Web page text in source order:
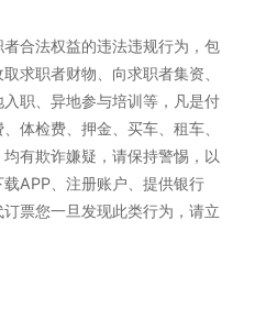
合法权益的违法违规行为，包
求职者财物、向求职者集资、
职、异地参与培训等，凡是付
体检费、押金、买车、租车、
有欺诈嫌疑，请保持警惕，以
APP、注册账户、提供银行
票您一旦发现此类行为，请立